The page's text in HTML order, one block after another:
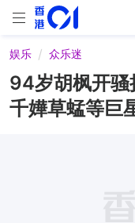
娱乐 众乐迷
94岁胡枫开
千嬅草蜢等巨